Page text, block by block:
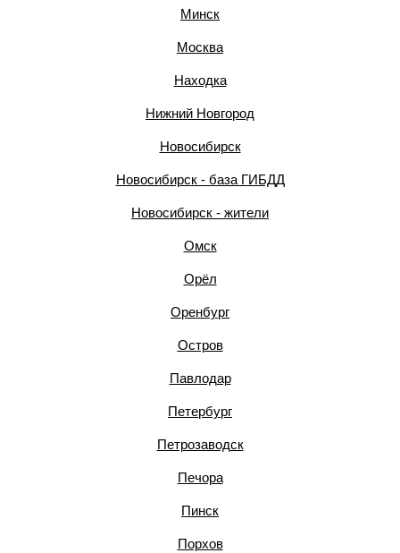
Минск
Москва
Находка
Нижний Новгород
Новосибирск
Новосибирск - база ГИБДД
Новосибирск - жители
Омск
Орёл
Оренбург
Остров
Павлодар
Петербург
Петрозаводск
Печора
Пинск
Порхов